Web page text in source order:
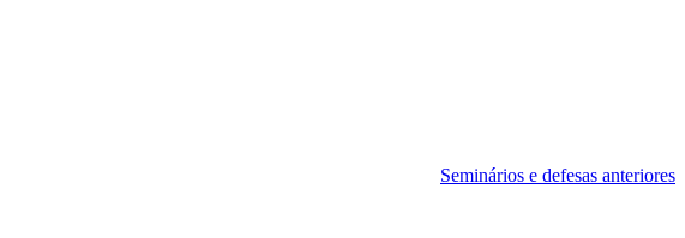
Seminários e defesas anteriores